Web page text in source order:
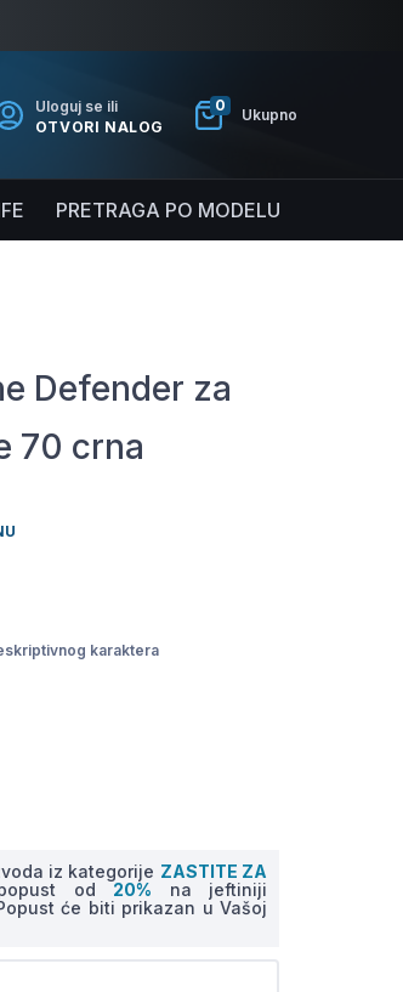
Uloguj se ili
OTVORI NALOG
0
Ukupno
PRETRAGA PO MODELU
Defender za
70 crna
karaktera
iz kategorije ZASTITE ZA
od 20% na jeftiniji
će biti prikazan u Vašoj